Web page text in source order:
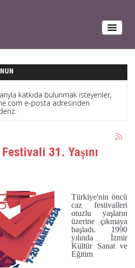
katkıda bulunmak isteyenler,
e-posta adresinden
31. Yaşını
Türkiye'nin öncü
caz festivalleri
otuzlu yaşların
üzerine çıkmaya
başladı. 1990
yılında İzmir
Kültür Sanat ve
Eğitim